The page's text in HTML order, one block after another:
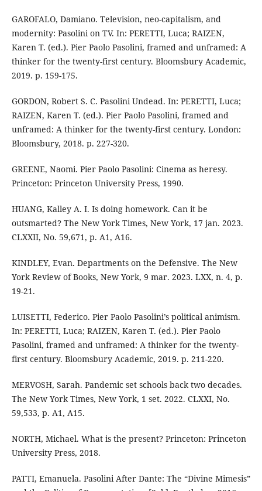
GAROFALO, Damiano. Television, neo-capitalism, and
modernity: Pasolini on TV. In: PERETTI, Luca; RAIZEN,
Karen T. (ed.). Pier Paolo Pasolini, framed and unframed: A
thinker for the twenty-first century. Bloomsbury Academic,
2019. p. 159-175.
GORDON, Robert S. C. Pasolini Undead. In: PERETTI, Luca;
RAIZEN, Karen T. (ed.). Pier Paolo Pasolini, framed and
unframed: A thinker for the twenty-first century. London:
Bloomsbury, 2018. p. 227-320.
GREENE, Naomi. Pier Paolo Pasolini: Cinema as heresy.
Princeton: Princeton University Press, 1990.
HUANG, Kalley A. I. Is doing homework. Can it be
outsmarted? The New York Times, New York, 17 jan. 2023.
CLXXII, No. 59,671, p. A1, A16.
KINDLEY, Evan. Departments on the Defensive. The New
York Review of Books, New York, 9 mar. 2023. LXX, n. 4, p.
19-21.
LUISETTI, Federico. Pier Paolo Pasolini’s political animism.
In: PERETTI, Luca; RAIZEN, Karen T. (ed.). Pier Paolo
Pasolini, framed and unframed: A thinker for the twenty-
first century. Bloomsbury Academic, 2019. p. 211-220.
MERVOSH, Sarah. Pandemic set schools back two decades.
The New York Times, New York, 1 set. 2022. CLXXI, No.
59,533, p. A1, A15.
NORTH, Michael. What is the present? Princeton: Princeton
University Press, 2018.
PATTI, Emanuela. Pasolini After Dante: The “Divine Mimesis”